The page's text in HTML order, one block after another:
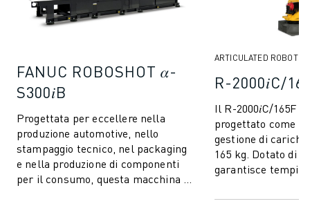
FANUC ROBOSHOT 𝛼-
S300𝑖B
Progettata per eccellere nella
produzione automotive, nello
stampaggio tecnico, nel packaging
e nella produzione di componenti
per il consumo, questa macchina è
ARTICULATED ROBOTS
R-2000𝑖C/
Il R-2000𝑖C/165F
progettato come
gestione di carichi
165 kg. Dotato di
garantisce tempi